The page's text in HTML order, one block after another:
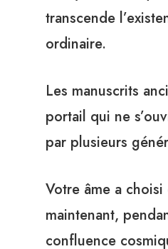
transcende
ordinaire.
Les manuscrits
portail qui ne
par plusieurs
Votre âme a choisi
maintenant,
confluence